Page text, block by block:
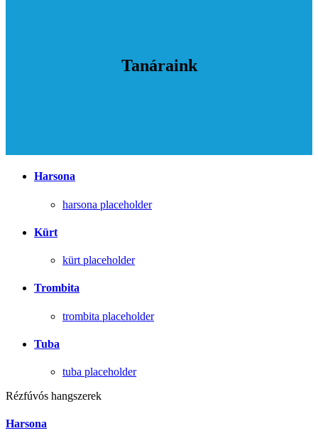
Tanáraink
Harsona
harsona placeholder
Kürt
kürt placeholder
Trombita
trombita placeholder
Tuba
tuba placeholder
Rézfúvós hangszerek
Harsona